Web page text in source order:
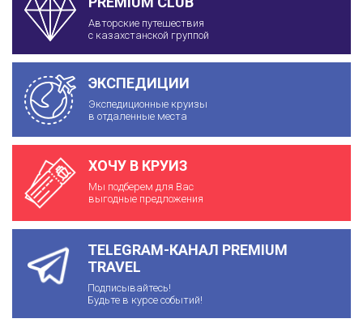
Авторские путешествия
с казахстанской группой
ЭКСПЕДИЦИИ
Экспедиционные круизы
в отдаленные места
ХОЧУ В КРУИЗ
Мы подберем для Вас
выгодные предложения
TELEGRAM-КАНАЛ PREMIUM
TRAVEL
Подписывайтесь!
Будьте в курсе событий!